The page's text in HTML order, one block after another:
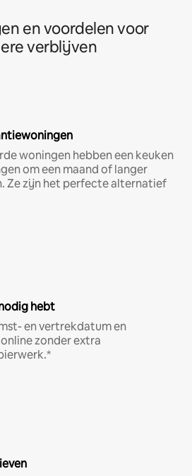
en voordelen voor
verblijven
woningen hebben een keuken
om een maand of langer
Ze zijn het perfecte alternatief
hebt
en vertrekdatum en
zonder extra